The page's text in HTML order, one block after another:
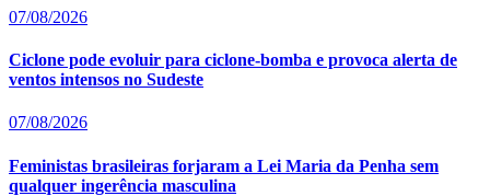
07/08/2026
Ciclone pode evoluir para ciclone-bomba e provoca alerta de
ventos intensos no Sudeste
07/08/2026
Feministas brasileiras forjaram a Lei Maria da Penha sem
qualquer ingerência masculina